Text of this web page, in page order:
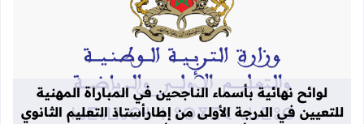
قراءة المزيد عن لوائح نهائية بأسماء
لوائح نهائية بأسماء الناجحين في المباراة المهنية
للتعيين في الدرجة الأولى من إطارأستاذ التعليم الثانوي